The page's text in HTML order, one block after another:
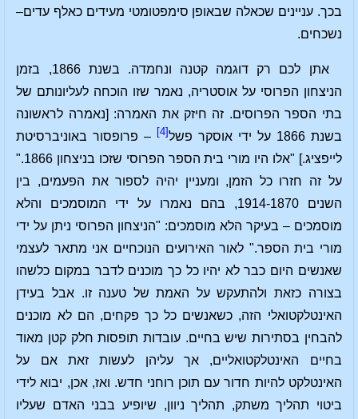
בכך. עניינים שכאלה שבאופן סימפטומטי מעידים כאלף עדים–
נשכחים.
אתן לכם רק דוגמה קטנה ונחמדה. בשנת 1866, בזמן
הניצחון הפרוסי על אוסטריה, נאמר שזו הוכחה לעליונותם של
בתי הספר הפרוסים. זה חיזק את האמרה: [נאמרה לראשונה
בשנת 1866 על ידי אוסקר פשל
[4]
– פרופסור באוניברסיטת
לייפציג.] "אלו היו מורי בית הספר הפרוסי שזכו בניצחון 1866."
על זה חזרו כל הזמן, ומעניין יהיה לספור את הפעמים, בין
השנים 1914-1870, בהם נאמרו על ידי המוסמכים והלא
מוסמכים – בעיקר הלא מוסמכים: "הניצחון הפרוסי ניתן על ידי
מורי בית הספר." לאור האירועים הנוכחיים אני מתאר לעצמי
שאנשים היום כבר לא יהיו כל כך מוכנים לדבר במקום כלשהו
בצורה כזאת ולהתעקש על האמת של טענה זו. אבל בעידן
האינטלקטואלי הזה, כשאנשים כל כך פקחים, הם לא מוכנים
להבחין בסתירות שיש בחיים. עובדות תופסות חלק קטן מאוד
בחיים האינטלקטואליים, אך עליהן לעשות זאת אם על
האינטלקט להיות חדור עם תוכן רוחני חדש. ואז, אכן, יבוא לידי
ביטוי תהליך משתק, תהליך ניוון, שיופיע בבני האדם שעליו